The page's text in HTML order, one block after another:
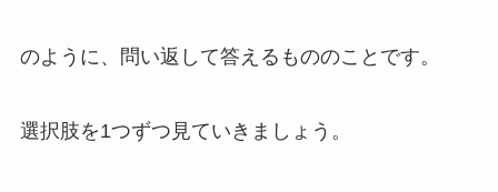
のように、問い返して答えるもののことです。
選択肢を1つずつ見ていきましょう。